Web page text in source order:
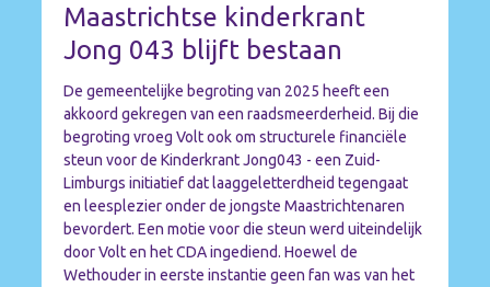
Maastrichtse kinderkrant
Jong 043 blijft bestaan
De gemeentelijke begroting van 2025 heeft een
akkoord gekregen van een raadsmeerderheid. Bij die
begroting vroeg Volt ook om structurele financiële
steun voor de Kinderkrant Jong043 - een Zuid-
Limburgs initiatief dat laaggeletterdheid tegengaat
en leesplezier onder de jongste Maastrichtenaren
bevordert. Een motie voor die steun werd uiteindelijk
door Volt en het CDA ingediend. Hoewel de
Wethouder in eerste instantie geen fan was van het